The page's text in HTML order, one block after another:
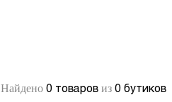
Найдено 0 товаров из 0 бутиков